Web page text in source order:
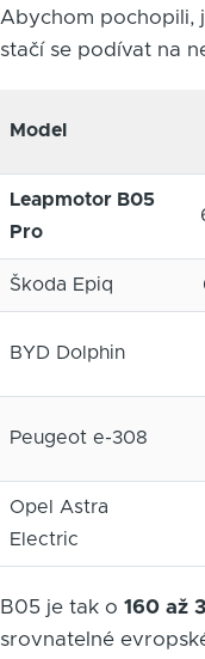
Abychom pochopili,
stačí se podívat na
Model
Leapmotor B05
Pro
Škoda Epiq
BYD Dolphin
Peugeot e-308
Opel Astra
Electric
B05 je tak o 160 až
srovnatelné